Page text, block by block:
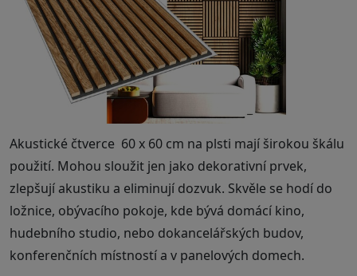
Akustické čtverce 60 x 60 cm na plsti mají širokou škálu
použití. Mohou sloužit jen jako dekorativní prvek,
zlepšují akustiku a eliminují dozvuk. Skvěle se hodí do
ložnice, obývacího pokoje, kde bývá domácí kino,
hudebního studio, nebo dokancelářských budov,
konferenčních místností a v panelových domech.